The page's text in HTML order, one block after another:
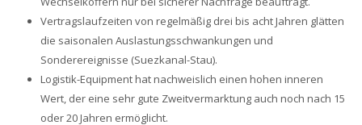
Vertragslaufzeiten von regelmäßig drei bis acht Jahren glätten
die saisonalen Auslastungsschwankungen und
Sonderereignisse (Suezkanal-Stau).
Logistik-Equipment hat nachweislich einen hohen inneren
Wert, der eine sehr gute Zweitvermarktung auch noch nach 15
oder 20 Jahren ermöglicht.